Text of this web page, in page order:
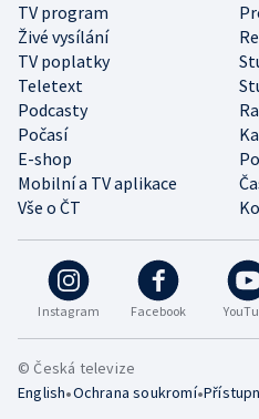
Instagram Facebook
TV program
Živé vysílání
TV poplatky
Teletext
Podcasty
Počasí
E-shop
Mobilní a TV aplikace
Vše o ČT
© Česká televize
English•Ochrana soukromí•